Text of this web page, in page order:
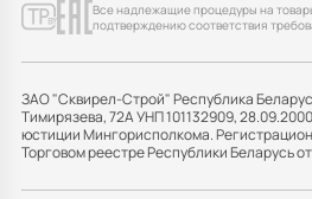
Все надлежащие процедуры на
подтверждению соответствия
ЗАО "Сквирел-Строй" Республика
Тимирязева, 72А УНП 101132909,
юстиции Мингорисполкома.
Торговом реестре Республики Беларусь